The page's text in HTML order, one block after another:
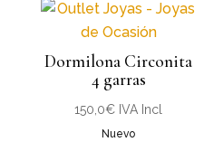
Dormilona Circonita
4 garras
150,0€ IVA Incl
Nuevo